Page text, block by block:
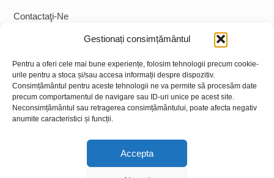
Gestionați consimțământul
Pentru a oferi cele mai bune experiențe, folosim tehnologii precum cookie-
urile pentru a stoca și/sau accesa informații despre dispozitiv.
Consimțământul pentru aceste tehnologii ne va permite să procesăm date
precum comportamentul de navigare sau ID-uri unice pe acest site.
Neconsimțământul sau retragerea consimțământului, poate afecta negativ
anumite caracteristici și funcții.
Accepta
Contactaţi-Ne
+86 18838039608
E-mail: info@hnysmachinery.com
Abordare
Adresa fabricii:No.1 Fabrica, NU. 105 Drumul Xuchang, Zhongxin Road